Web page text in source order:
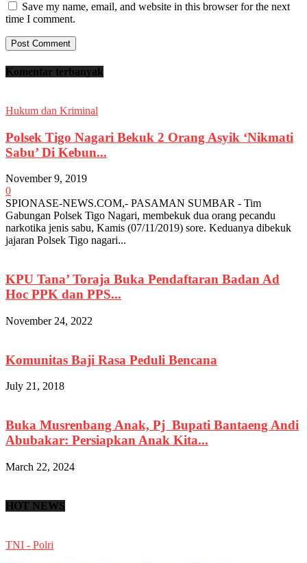
Save my name, email, and website in this browser for the next
time I comment.
Komentar terbanyak
Hukum dan Kriminal
Polsek Tigo Nagari Bekuk 2 Orang Asyik ‘Nikmati
Sabu’ Di Kebun...
November 9, 2019
0
SPIONASE-NEWS.COM,- PASAMAN SUMBAR - Tim
Gabungan Polsek Tigo Nagari, membekuk dua orang pecandu
narkotika jenis sabu, Kamis (07/11/2019) sore. Keduanya dibekuk
jajaran Polsek Tigo nagari...
KPU Tana’ Toraja Buka Pendaftaran Badan Ad
Hoc PPK dan PPS...
November 24, 2022
Komunitas Baji Rasa Peduli Bencana
July 21, 2018
Buka Musrenbang Anak, Pj Bupati Bantaeng Andi
Abubakar: Persiapkan Anak Kita...
March 22, 2024
HOT NEWS
TNI - Polri